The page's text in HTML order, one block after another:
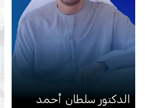
الدكتور سلطان أحمد